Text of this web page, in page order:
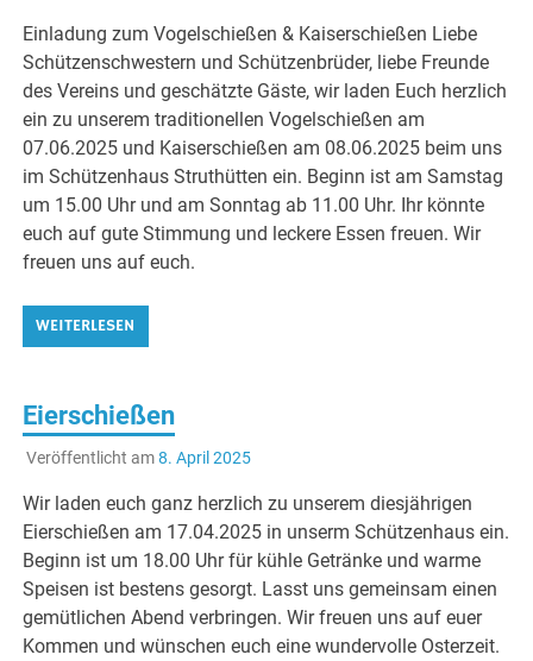
Einladung zum Vogelschießen & Kaiserschießen Liebe
Schützenschwestern und Schützenbrüder, liebe Freunde
des Vereins und geschätzte Gäste, wir laden Euch herzlich
ein zu unserem traditionellen Vogelschießen am
07.06.2025 und Kaiserschießen am 08.06.2025 beim uns
im Schützenhaus Struthütten ein. Beginn ist am Samstag
um 15.00 Uhr und am Sonntag ab 11.00 Uhr. Ihr könnte
euch auf gute Stimmung und leckere Essen freuen. Wir
freuen uns auf euch.
WEITERLESEN
Eierschießen
Veröffentlicht am8. April 2025
Wir laden euch ganz herzlich zu unserem diesjährigen
Eierschießen am 17.04.2025 in unserm Schützenhaus ein.
Beginn ist um 18.00 Uhr für kühle Getränke und warme
Speisen ist bestens gesorgt. Lasst uns gemeinsam einen
gemütlichen Abend verbringen. Wir freuen uns auf euer
Kommen und wünschen euch eine wundervolle Osterzeit.